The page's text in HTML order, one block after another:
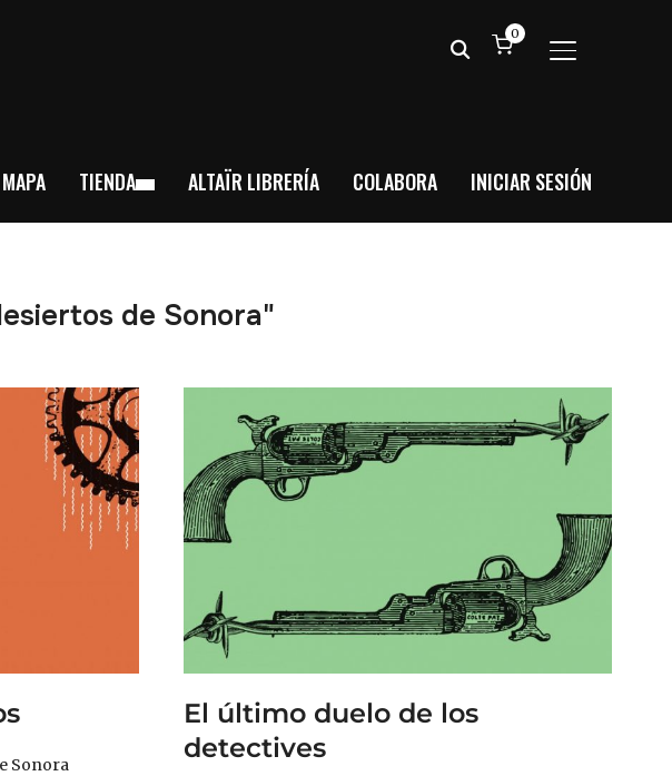
ALTERNAR
0
MAPA TIENDA ALTAÏR LIBRERÍA COLABORA INICIAR SESIÓN
de Sonora"
Sonora
El último duelo de los
detectives